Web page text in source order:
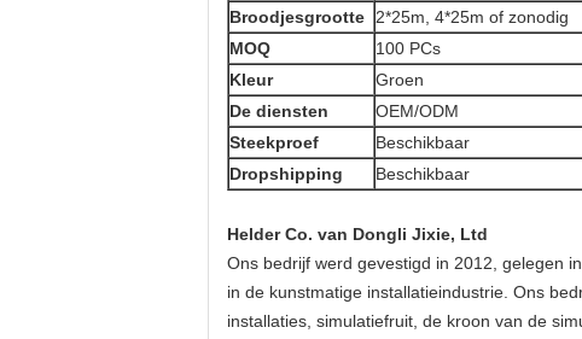
Broodjesgrootte
2*25m, 4*25m of zonodig
MOQ
100 PCs
Kleur
Groen
De diensten
OEM/ODM
Steekproef
Beschikbaar
Dropshipping
Beschikbaar
Helder Co. van Dongli Jixie, Ltd
Ons bedrijf werd gevestigd in 2012, gelegen
in de kunstmatige installatieindustrie. Ons
installaties, simulatiefruit, de kroon van de